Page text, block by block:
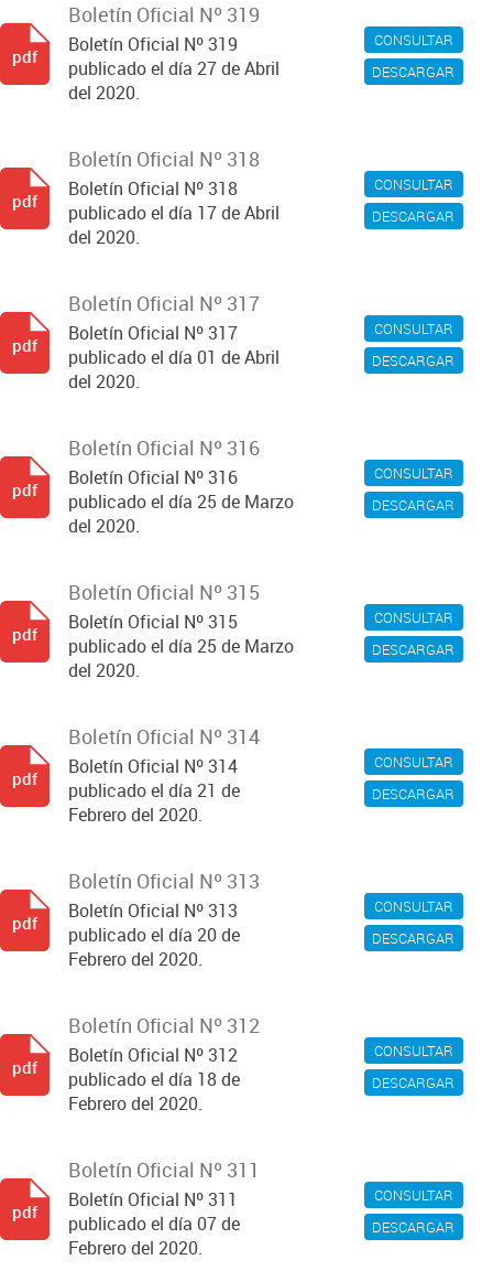
CONSULTAR
DESCARGAR
Boletín Oficial Nº 319
Boletín Oficial Nº 319
publicado el día 27 de Abril
del 2020.
pdf
CONSULTAR
DESCARGAR
Boletín Oficial Nº 318
Boletín Oficial Nº 318
publicado el día 17 de Abril
del 2020.
pdf
CONSULTAR
DESCARGAR
Boletín Oficial Nº 317
Boletín Oficial Nº 317
publicado el día 01 de Abril
del 2020.
pdf
CONSULTAR
DESCARGAR
Boletín Oficial Nº 316
Boletín Oficial Nº 316
publicado el día 25 de Marzo
del 2020.
pdf
CONSULTAR
DESCARGAR
Boletín Oficial Nº 315
Boletín Oficial Nº 315
publicado el día 25 de Marzo
del 2020.
pdf
CONSULTAR
DESCARGAR
Boletín Oficial Nº 314
Boletín Oficial Nº 314
publicado el día 21 de
Febrero del 2020.
pdf
CONSULTAR
DESCARGAR
Boletín Oficial Nº 313
Boletín Oficial Nº 313
publicado el día 20 de
Febrero del 2020.
pdf
CONSULTAR
DESCARGAR
Boletín Oficial Nº 312
Boletín Oficial Nº 312
publicado el día 18 de
Febrero del 2020.
pdf
CONSULTAR
DESCARGAR
Boletín Oficial Nº 311
Boletín Oficial Nº 311
publicado el día 07 de
Febrero del 2020.
pdf